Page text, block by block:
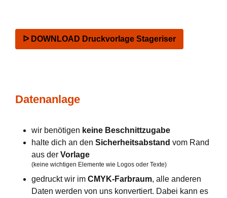
ᐅ DOWNLOAD Druckvorlage Stageriser
Datenanlage
wir benötigen keine Beschnittzugabe
halte dich an den Sicherheitsabstand vom Rand
aus der Vorlage
(keine wichtigen Elemente wie Logos oder Texte)
gedruckt wir im CMYK-Farbraum, alle anderen
Daten werden von uns konvertiert. Dabei kann es